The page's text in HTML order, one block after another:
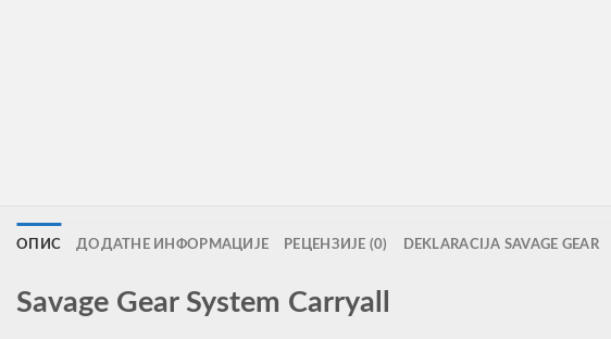
ОПИС ДОДАТНЕ ИНФОРМАЦИЈЕ РЕЦЕНЗИЈЕ (0) DEKLARACIJA SAVAGE GEAR
Savage Gear System Carryall